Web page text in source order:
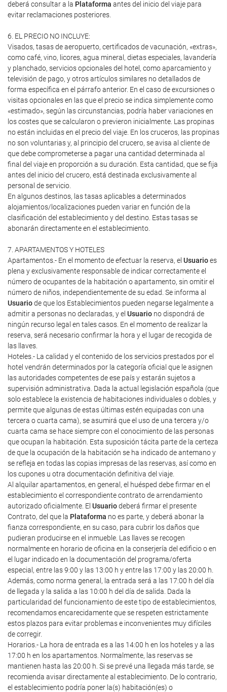
deberá consultar a la Plataforma antes del inicio del viaje para
evitar reclamaciones posteriores.
6. EL PRECIO NO INCLUYE:
Visados, tasas de aeropuerto, certificados de vacunación, «extras»,
como café, vino, licores, agua mineral, dietas especiales, lavandería
y planchado, servicios opcionales del hotel, como aparcamiento y
televisión de pago, y otros artículos similares no detallados de
forma específica en el párrafo anterior. En el caso de excursiones o
visitas opcionales en las que el precio se indica simplemente como
«estimado», según las circunstancias, podría haber variaciones en
los costes que se calcularon o previeron inicialmente. Las propinas
no están incluidas en el precio del viaje. En los cruceros, las propinas
no son voluntarias y, al principio del crucero, se avisa al cliente de
que debe comprometerse a pagar una cantidad determinada al
final del viaje en proporción a su duración. Esta cantidad, que se fija
antes del inicio del crucero, está destinada exclusivamente al
personal de servicio.
En algunos destinos, las tasas aplicables a determinados
alojamientos/localizaciones pueden variar en función de la
clasificación del establecimiento y del destino. Estas tasas se
abonarán directamente en el establecimiento.
7. APARTAMENTOS Y HOTELES
Apartamentos.- En el momento de efectuar la reserva, el Usuarioes
plena y exclusivamente responsable de indicar correctamente el
número de ocupantes de la habitación o apartamento, sin omitir el
número de niños, independientemente de su edad. Se informa al
Usuariode que los Establecimientos pueden negarse legalmente a
admitir a personas no declaradas, y el Usuario no dispondrá de
ningún recurso legal en tales casos. En el momento de realizar la
reserva, será necesario confirmar la hora y el lugar de recogida de
las llaves.
Hoteles.- La calidad y el contenido de los servicios prestados por el
hotel vendrán determinados por la categoría oficial que le asignen
las autoridades competentes de ese país y estarán sujetos a
supervisión administrativa. Dada la actual legislación española (que
solo establece la existencia de habitaciones individuales o dobles, y
permite que algunas de estas últimas estén equipadas con una
tercera o cuarta cama), se asumirá que el uso de una tercera y/o
cuarta cama se hace siempre con el conocimiento de las personas
que ocupan la habitación. Esta suposición tácita parte de la certeza
de que la ocupación de la habitación se ha indicado de antemano y
se refleja en todas las copias impresas de las reservas, así como en
los cupones u otra documentación definitiva del viaje.
Al alquilar apartamentos, en general, el huésped debe firmar en el
establecimiento el correspondiente contrato de arrendamiento
autorizado oficialmente. El Usuariodeberá firmar el presente
Contrato, del que la Plataforma no es parte, y deberá abonar la
fianza correspondiente, en su caso, para cubrir los daños que
pudieran producirse en el inmueble. Las llaves se recogen
normalmente en horario de oficina en la conserjería del edificio o en
el lugar indicado en la documentación del programa/oferta
especial, entre las 9:00 y las 13:00 h y entre las 17:00 y las 20:00 h.
Además, como norma general, la entrada será a las 17:00 h del día
de llegada y la salida a las 10:00 h del día de salida. Dada la
particularidad del funcionamiento de este tipo de establecimientos,
recomendamos encarecidamente que se respeten estrictamente
estos plazos para evitar problemas e inconvenientes muy difíciles
de corregir.
Horarios.- La hora de entrada es a las 14:00 h en los hoteles y a las
17:00 h en los apartamentos. Normalmente, las reservas se
mantienen hasta las 20:00 h. Si se prevé una llegada más tarde, se
recomienda avisar directamente al establecimiento. De lo contrario,
el establecimiento podría poner la(s) habitación(es) o